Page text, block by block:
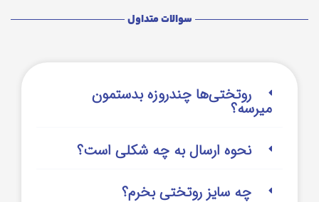
سوالات متداول
روتختی‌‌ها چندروزه بدستمون
میرسه؟
نحوه ارسال به چه شکلی است؟
چه سایز روتختی بخرم؟